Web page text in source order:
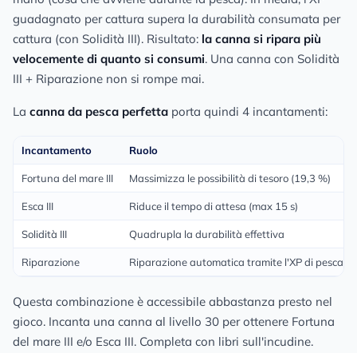
guadagnato per cattura supera la durabilità consumata per
cattura (con Solidità III). Risultato: la canna si ripara più
velocemente di quanto si consumi. Una canna con Solidità
III + Riparazione non si rompe mai.
La canna da pesca perfetta porta quindi 4 incantamenti:
Incantamento Ruolo
Fortuna del mare III Massimizza le possibilità di tesoro (19,3 %)
Esca III Riduce il tempo di attesa (max 15 s)
Solidità III Quadrupla la durabilità effettiva
Riparazione Riparazione automatica tramite l'XP di pesca
Questa combinazione è accessibile abbastanza presto nel
gioco. Incanta una canna al livello 30 per ottenere Fortuna
del mare III e/o Esca III. Completa con libri sull'incudine.